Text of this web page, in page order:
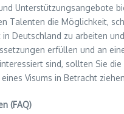
Unterstützungsangebote
Talenten die Möglichkeit,
Deutschland zu arbeiten
erfüllen und an
sind, sollten Sie
Visums in Betracht
(FAQ)